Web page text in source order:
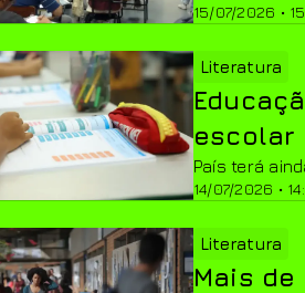
15/07/2026 •
Literatura
14/07/2026 •
escolar
País terá
Literatura
Mais